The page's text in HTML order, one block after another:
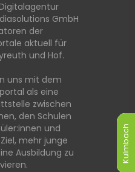
Kulmbach
Kulmbach
Kulmbach
Kulmbach
Kulmbach
Kulmbach
GmbH
der
aktuell für
und Hof.
uns mit dem
als eine
zwischen
den Schulen
und
mehr junge
Ausbildung zu